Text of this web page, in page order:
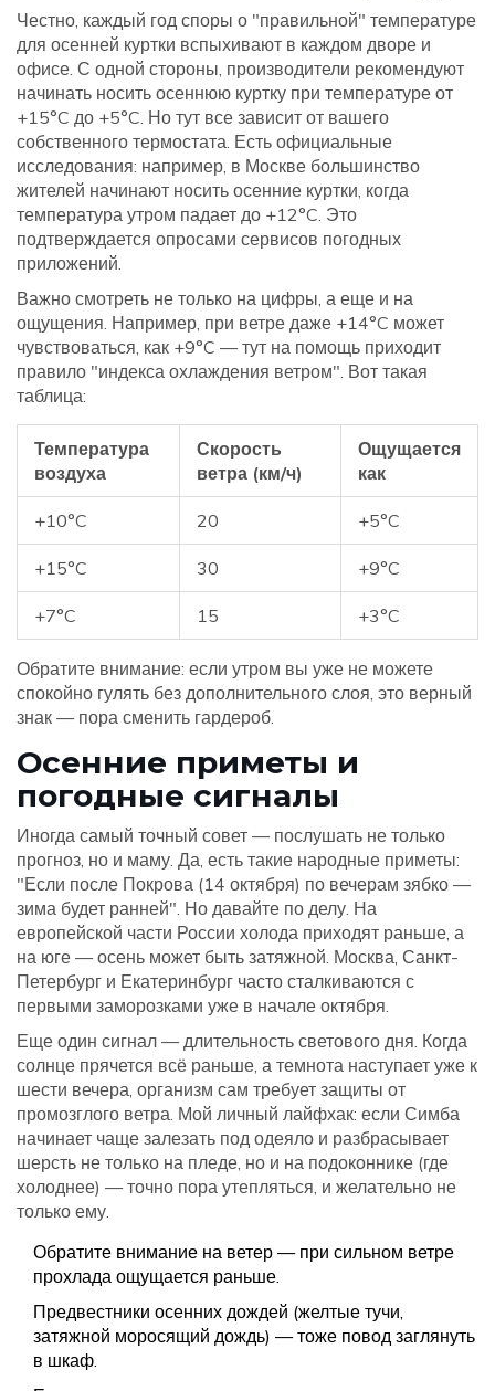
Честно, каждый год споры о "правильной" температуре
для осенней куртки вспыхивают в каждом дворе и
офисе. С одной стороны, производители рекомендуют
начинать носить осеннюю куртку при температуре от
+15°C до +5°C. Но тут все зависит от вашего
собственного термостата. Есть официальные
исследования: например, в Москве большинство
жителей начинают носить осенние куртки, когда
температура утром падает до +12°C. Это
подтверждается опросами сервисов погодных
приложений.
Важно смотреть не только на цифры, а еще и на
ощущения. Например, при ветре даже +14°C может
чувствоваться, как +9°C — тут на помощь приходит
правило "индекса охлаждения ветром". Вот такая
таблица:
Температура
воздуха
Скорость
ветра (км/ч)
Ощущается
как
+10°C 20 +5°C
+15°C 30 +9°C
+7°C 15 +3°C
Обратите внимание: если утром вы уже не можете
спокойно гулять без дополнительного слоя, это верный
знак — пора сменить гардероб.
Осенние приметы и
погодные сигналы
Иногда самый точный совет — послушать не только
прогноз, но и маму. Да, есть такие народные приметы:
"Если после Покрова (14 октября) по вечерам зябко —
зима будет ранней". Но давайте по делу. На
европейской части России холода приходят раньше, а
на юге — осень может быть затяжной. Москва, Санкт-
Петербург и Екатеринбург часто сталкиваются с
первыми заморозками уже в начале октября.
Еще один сигнал — длительность светового дня. Когда
солнце прячется всё раньше, а темнота наступает уже к
шести вечера, организм сам требует защиты от
промозглого ветра. Мой личный лайфхак: если Симба
начинает чаще залезать под одеяло и разбрасывает
шерсть не только на пледе, но и на подоконнике (где
холоднее) — точно пора утепляться, и желательно не
только ему.
Обратите внимание на ветер — при сильном ветре
прохлада ощущается раньше.
Предвестники осенних дождей (желтые тучи,
затяжной моросящий дождь) — тоже повод заглянуть
в шкаф.